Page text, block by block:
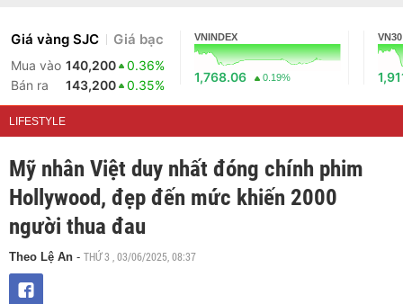
Giá vàng SJC Giá bạc
Mua vào 140,200
0.36%
Bán ra
143,200 0.35%
VNINDEX
1,768.06 0.19%
VN30
LIFESTYLE
Mỹ nhân Việt duy nhất đóng chính phim
Hollywood, đẹp đến mức khiến 2000
người thua đau
Theo Lệ An - THỨ 3 , 03/06/2025, 08:37